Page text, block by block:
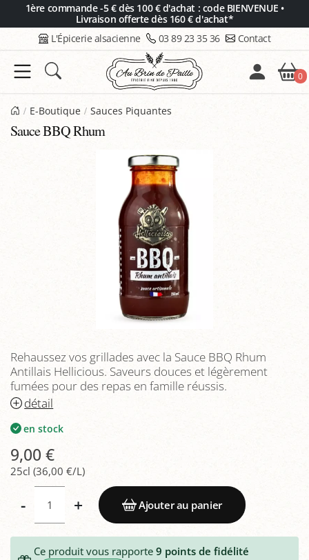
1ère commande -5 € dès 100 € d'achat : code BIENVENUE •
Livraison offerte dès 160 € d'achat*
L'Épicerie alsacienne 03 89 23 35 36 Contact
0
E-Boutique Sauces Piquantes
Sauce BBQ Rhum
Rehaussez vos grillades avec la Sauce BBQ Rhum
Antillais Hellicious. Saveurs douces et légèrement
fumées pour des repas en famille réussis.
détail
en stock
9,00 €
25cl (36,00 €/L)
- + Ajouter au panier
Ce produit vous rapporte 9 points de fidélité
Panneau de gestion des cookies